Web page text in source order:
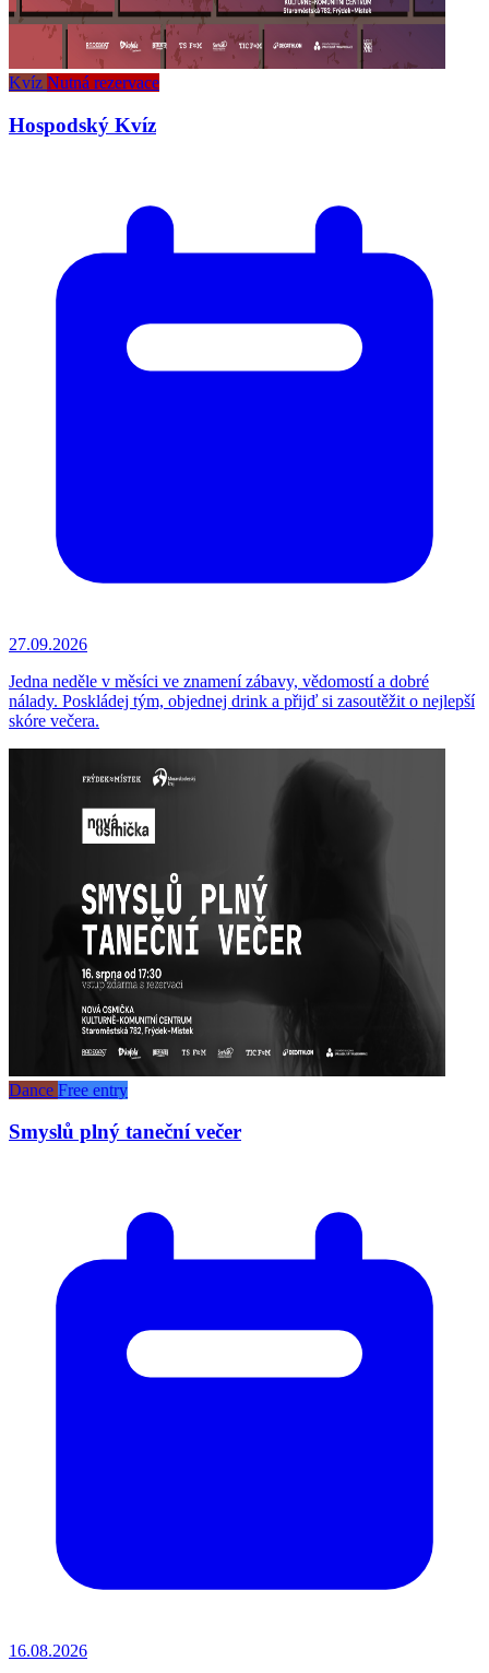
Kvíz Nutná rezervace
Hospodský Kvíz
27.09.2026
Jedna neděle v měsíci ve znamení zábavy, vědomostí a dobré
nálady. Poskládej tým, objednej drink a přijď si zasoutěžit o nejlepší
skóre večera.
Dance Free entry
Smyslů plný taneční večer
16.08.2026